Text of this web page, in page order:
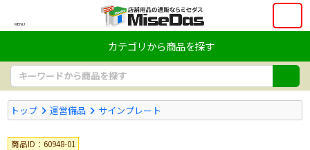
MENU
カテゴリから商品を探す
トップ 運営備品 サインプレート
商品ID：60948-01